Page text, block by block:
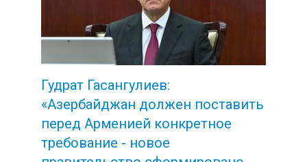
Гудрат Гасангулиев:
«Азербайджан должен поставить
перед Арменией конкретное
требование - новое